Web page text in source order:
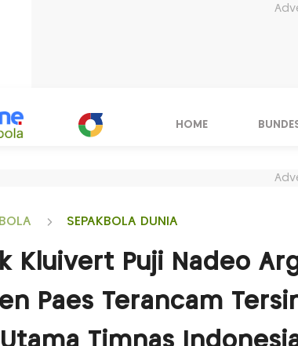
HOME
BOLA SEPAKBOLA DUNIA
Kluivert Puji Nadeo
Paes Terancam
Timnas